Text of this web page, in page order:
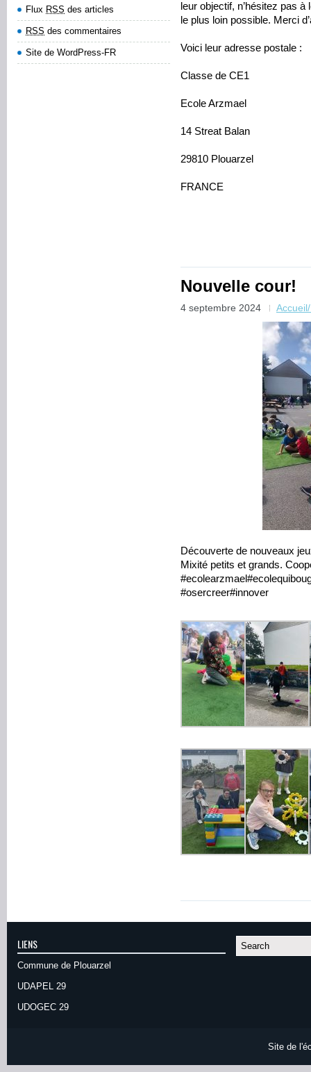
leur objectif, n’hésitez pas
le plus loin possible. Merci
Voici leur adresse postale :
Classe de CE1
Ecole Arzmael
14 Streat Balan
29810 Plouarzel
FRANCE
Nouvelle cour!
4 septembre 2024
Découverte de nouveaux
Mixité petits et grands.
#osercreer#innover
Flux RSS des articles
RSS des commentaires
Site de WordPress-FR
LIENS
Commune de Plouarzel
UDAPEL 29
UDOGEC 29
Site de